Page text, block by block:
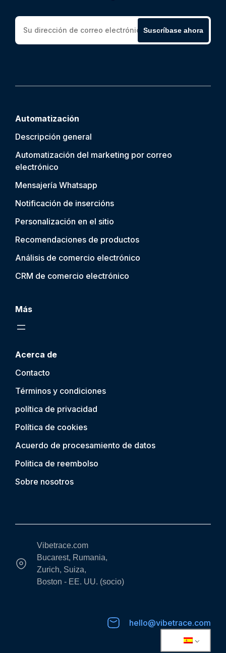
Suscríbase ahora
Automatización
Descripción general
Automatización del marketing por correo
electrónico
Mensajería Whatsapp
Notificación de insercións
Personalización en el sitio
Recomendaciones de productos
Análisis de comercio electrónico
CRM de comercio electrónico
Más
Acerca de
Contacto
Términos y condiciones
política de privacidad
Política de cookies
Acuerdo de procesamiento de datos
Politica de reembolso
Sobre nosotros
Vibetrace.com
Bucarest, Rumania,
Zurich, Suiza,
Boston - EE. UU. (socio)
hello@vibetrace.com